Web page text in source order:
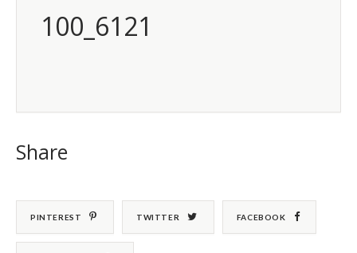
100_6121
Share
PINTEREST TWITTER FACEBOOK